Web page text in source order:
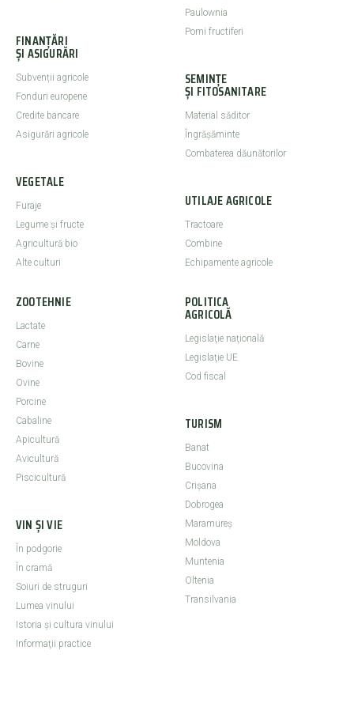
FINANȚĂRI
ȘI ASIGURĂRI
Subvenții agricole
Fonduri europene
Credite bancare
Asigurări agricole
VEGETALE
Furaje
Legume şi fructe
Agricultură bio
Alte culturi
Paulownia
Pomi fructiferi
SEMINȚE
ȘI FITOSANITARE
Material săditor
Îngrășăminte
Combaterea dăunătorilor
UTILAJE AGRICOLE
Tractoare
Combine
Echipamente agricole
ZOOTEHNIE
Lactate
Carne
Bovine
Ovine
Porcine
Cabaline
Apicultură
Avicultură
Piscicultură
VIN ȘI VIE
În podgorie
În cramă
Soiuri de struguri
Lumea vinului
Istoria şi cultura vinului
Informaţii practice
POLITICA
AGRICOLĂ
Legislaţie naţională
Legislaţie UE
Cod fiscal
TURISM
Banat
Bucovina
Crişana
Dobrogea
Maramureş
Moldova
Muntenia
Oltenia
Transilvania